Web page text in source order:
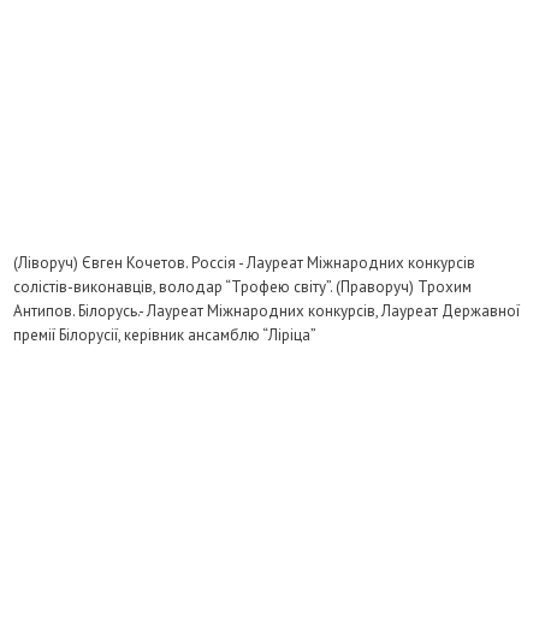
(Ліворуч) Євген Кочетов. Россія - Лауреат Міжнародних конкурсів
солістів-виконавців, володар “Трофею світу”. (Праворуч) Трохим
Антипов. Білорусь.- Лауреат Міжнародних конкурсів, Лауреат Державної
премії Білорусії, керівник ансамблю “Ліріца”